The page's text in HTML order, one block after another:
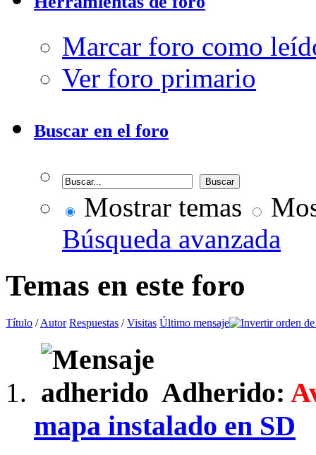
Marcar foro como
Ver foro primario
Buscar en el foro
Mostrar temas
Búsqueda avanzada
Temas en este foro
Título /Autor Respuestas /Visitas Último mensaje
Adherido:
mapa instalado en SD